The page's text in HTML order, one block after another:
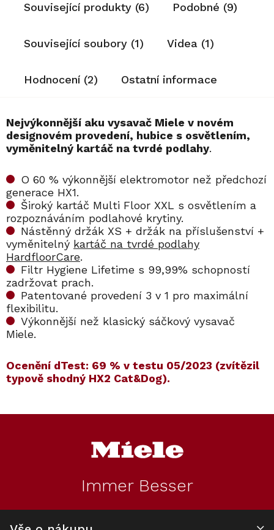
Související produkty (6) Podobné (9)
Související soubory (1) Videa (1)
Hodnocení (2) Ostatní informace
Nejvýkonnější aku vysavač Miele v novém
designovém provedení, hubice s osvětlením,
vyměnitelný kartáč na tvrdé podlahy.
O 60 % výkonnější elektromotor než předchozí
generace HX1.
Široký kartáč Multi Floor XXL s osvětlením a
rozpoznáváním podlahové krytiny.
Nástěnný držák XS + držák na příslušenství +
vyměnitelný kartáč na tvrdé podlahy
HardfloorCare.
Filtr Hygiene Lifetime s 99,99% schopností
zadržovat prach.
Patentované provedení 3 v 1 pro maximální
flexibilitu.
Výkonnější než klasický sáčkový vysavač
Miele.
Ocenění dTest: 69 % v testu 05/2023 (zvítězil
typově shodný HX2 Cat&Dog).
vysavač MIELE
Tyčový
akumulátorový
prodloužení sací
Baterie Miele HX
LA
Immer Besser